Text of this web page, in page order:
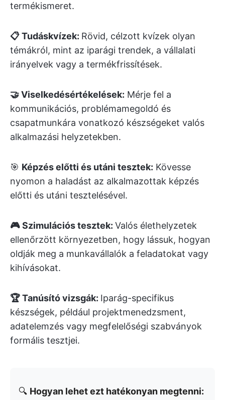
termékismeret.
📋 Tudáskvízek: Rövid, célzott kvízek olyan
témákról, mint az iparági trendek, a vállalati
irányelvek vagy a termékfrissítések.
🤝 Viselkedésértékelések: Mérje fel a
kommunikációs, problémamegoldó és
csapatmunkára vonatkozó készségeket valós
alkalmazási helyzetekben.
🎯 Képzés előtti és utáni tesztek: Kövesse
nyomon a haladást az alkalmazottak képzés
előtti és utáni tesztelésével.
🎮 Szimulációs tesztek: Valós élethelyzetek
ellenőrzött környezetben, hogy lássuk, hogyan
oldják meg a munkavállalók a feladatokat vagy
kihívásokat.
🏆 Tanúsító vizsgák: Iparág-specifikus
készségek, például projektmenedzsment,
adatelemzés vagy megfelelőségi szabványok
formális tesztjei.
🔍 Hogyan lehet ezt hatékonyan megtenni: